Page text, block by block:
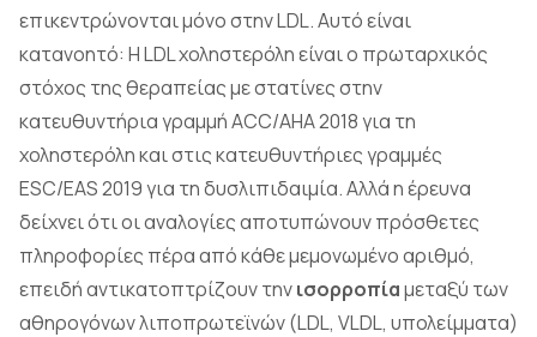
επικεντρώνονται μόνο στην LDL. Αυτό είναι
κατανοητό: Η LDL χοληστερόλη είναι ο πρωταρχικός
στόχος της θεραπείας με στατίνες στην
κατευθυντήρια γραμμή ACC/AHA 2018 για τη
χοληστερόλη και στις κατευθυντήριες γραμμές
ESC/EAS 2019 για τη δυσλιπιδαιμία. Αλλά η έρευνα
δείχνει ότι οι αναλογίες αποτυπώνουν πρόσθετες
πληροφορίες πέρα από κάθε μεμονωμένο αριθμό,
επειδή αντικατοπτρίζουν τηνισορροπίαμεταξύ των
αθηρογόνων λιποπρωτεϊνών (LDL, VLDL, υπολείμματα)